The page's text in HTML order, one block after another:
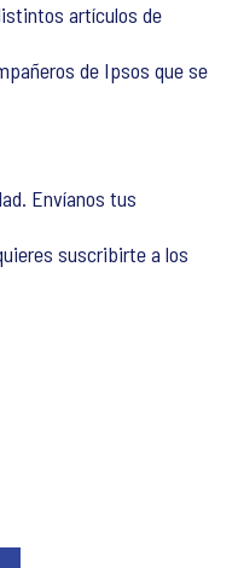
artículos de
de Ipsos que se
Envíanos tus
suscribirte a los